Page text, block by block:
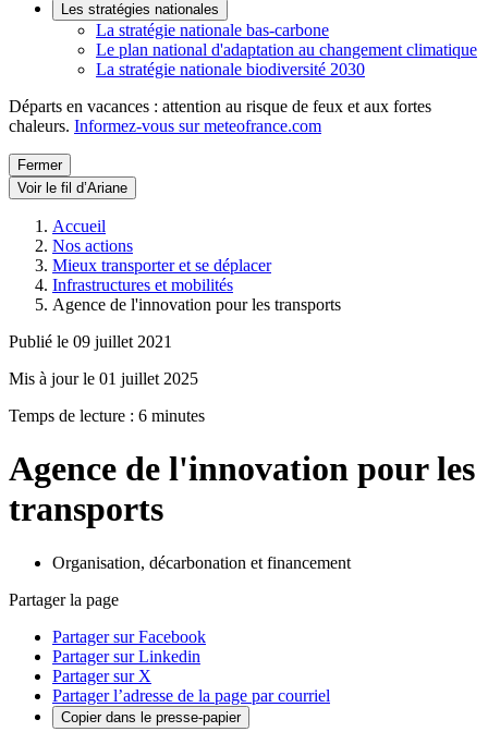
Les stratégies nationales
La stratégie nationale bas-carbone
Le plan national d'adaptation au changement climatique
La stratégie nationale biodiversité 2030
Départs en vacances : attention au risque de feux et aux fortes
chaleurs. Informez-vous sur meteofrance.com
Fermer
Voir le fil d’Ariane
Accueil
Nos actions
Mieux transporter et se déplacer
Infrastructures et mobilités
Agence de l'innovation pour les transports
Publié le 09 juillet 2021
Mis à jour le 01 juillet 2025
Temps de lecture : 6 minutes
Agence de l'innovation pour les
transports
Organisation, décarbonation et financement
Partager la page
Partager sur Facebook
Partager sur Linkedin
Partager sur X
Partager l’adresse de la page par courriel
Copier dans le presse-papier